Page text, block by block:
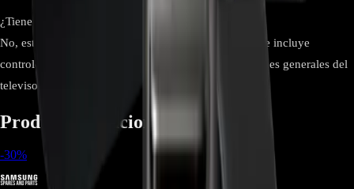
¿Tiene botones de acceso rápido a aplicaciones?
No, este modelo cuenta con un diseño minimalista que incluye
controles básicos para navegación, volumen y funciones generales del
televisor.
Productos relacionados
-30%